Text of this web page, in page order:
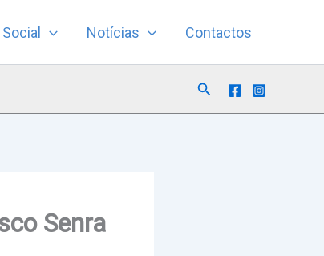
Notícias Contactos
Search
Senra